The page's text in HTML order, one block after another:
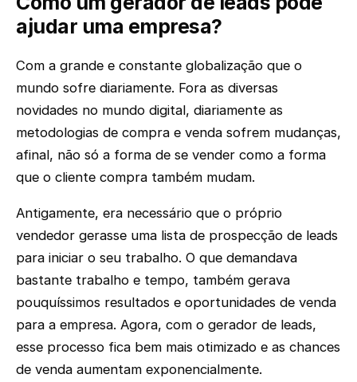
ajudar uma empresa?
Com a grande e constante globalização que o
mundo sofre diariamente. Fora as diversas
novidades no mundo digital, diariamente as
metodologias de compra e venda sofrem mudanças,
afinal, não só a forma de se vender como a forma
que o cliente compra também mudam.
Antigamente, era necessário que o próprio
vendedor gerasse uma lista de prospecção de leads
para iniciar o seu trabalho. O que demandava
bastante trabalho e tempo, também gerava
pouquíssimos resultados e oportunidades de venda
para a empresa. Agora, com o gerador de leads,
esse processo fica bem mais otimizado e as chances
de venda aumentam exponencialmente.